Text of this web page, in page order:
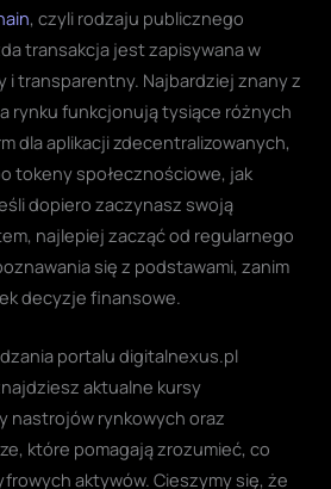
, czyli rodzaju publicznego
transakcja jest zapisywana w
i transparentny. Najbardziej znany z
rynku funkcjonują tysiące różnych
dla aplikacji zdecentralizowanych,
tokeny społecznościowe, jak
dopiero zaczynasz swoją
najlepiej zacząć od regularnego
się z podstawami, zanim
decyzje finansowe.
portalu digitalnexus.pl
aktualne kursy
nastrojów rynkowych oraz
które pomagają zrozumieć, co
aktywów. Cieszymy się, że